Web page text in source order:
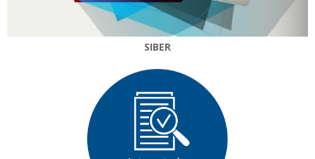
SIBER